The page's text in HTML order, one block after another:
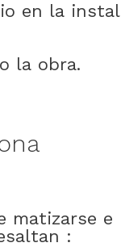
en la instal
la obra.
matizarse e
: